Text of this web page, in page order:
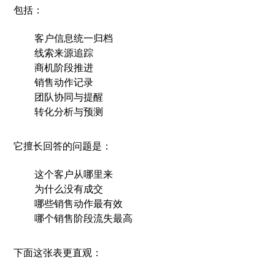
包括：
客户信息统一归档
线索来源追踪
商机阶段推进
销售动作记录
团队协同与提醒
转化分析与预测
它擅长回答的问题是：
这个客户从哪里来
为什么没有成交
哪些销售动作最有效
哪个销售阶段流失最高
下面这张表更直观：